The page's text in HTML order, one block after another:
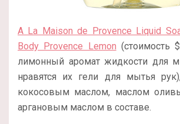
A La Maison de Provence Liquid
Body Provence Lemon (стоимость
лимонный аромат жидкости для
нравятся их гели для мытья
кокосовым маслом, маслом
аргановым маслом в составе.